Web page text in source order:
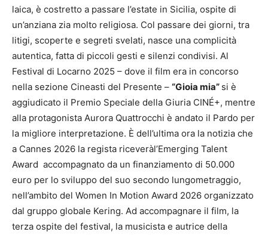
laica, è costretto a passare l’estate in Sicilia, ospite di
un’anziana zia molto religiosa. Col passare dei giorni, tra
litigi, scoperte e segreti svelati, nasce una complicità
autentica, fatta di piccoli gesti e silenzi condivisi. Al
Festival di Locarno 2025 – dove il film era in concorso
nella sezione Cineasti del Presente – “Gioia mia” si è
aggiudicato il Premio Speciale della Giuria CINÉ+, mentre
alla protagonista Aurora Quattrocchi è andato il Pardo per
la migliore interpretazione. È dell’ultima ora la notizia che
a Cannes 2026 la regista riceveràl’Emerging Talent
Award accompagnato da un finanziamento di 50.000
euro per lo sviluppo del suo secondo lungometraggio,
nell’ambito del Women In Motion Award 2026 organizzato
dal gruppo globale Kering. Ad accompagnare il film, la
terza ospite del festival, la musicista e autrice della